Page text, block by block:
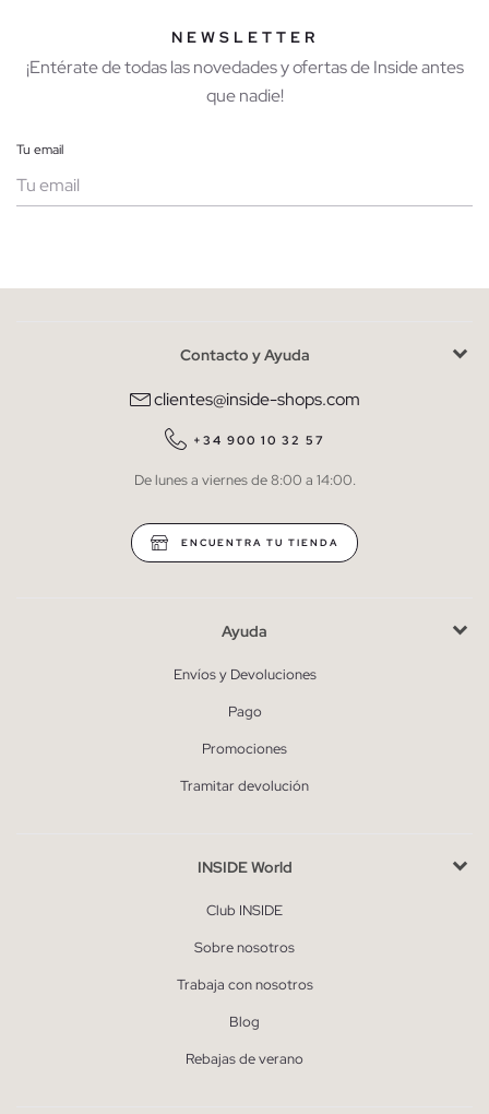
NEWSLETTER
¡Entérate de todas las novedades y ofertas de Inside antes
que nadie!
Tu email
He leído y entiendo lapolítica de privacidad
QUIERO SUSCRIBIRME
* Puedes cancelar la suscripción en cualquier momento.
Contacto y Ayuda
clientes@inside-shops.com
+34 900 10 32 57
De lunes a viernes de 8:00 a 14:00.
ENCUENTRA TU TIENDA
Ayuda
Envíos y Devoluciones
Pago
Promociones
Tramitar devolución
INSIDE World
Club INSIDE
Sobre nosotros
Trabaja con nosotros
Blog
Rebajas de verano